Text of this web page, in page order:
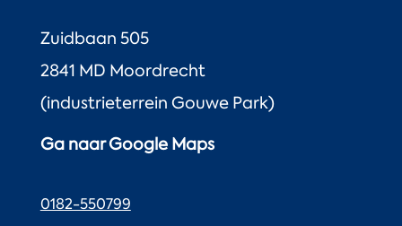
Zuidbaan 505
2841 MD Moordrecht
(industrieterrein Gouwe Park)
Ga naar Google Maps
0182-550799